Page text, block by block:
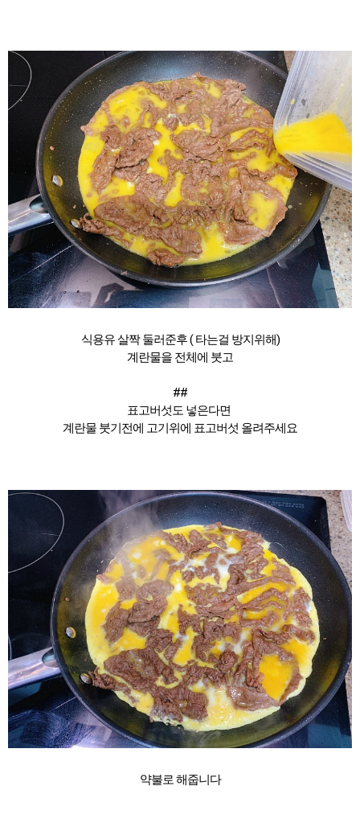
식용유 살짝 둘러준후 ( 타는걸 방지위해)
계란물을 전체에 붓고
##
표고버섯도 넣은다면
계란물 붓기전에 고기위에 표고버섯 올려주세요
약불로 해줍니다